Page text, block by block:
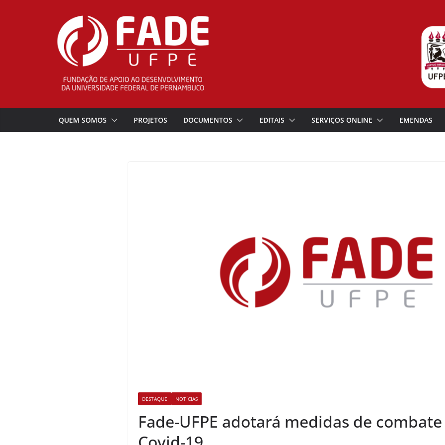
QUEM SOMOS PROJETOS DOCUMENTOS EDITAIS SERVIÇOS ONLINE EMENDAS
DESTAQUE NOTÍCIAS
Fade-UFPE adotará medidas de